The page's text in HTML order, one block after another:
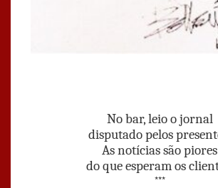
No bar, leio o jornal
disputado pelos
As notícias são piores
do que esperam os
***